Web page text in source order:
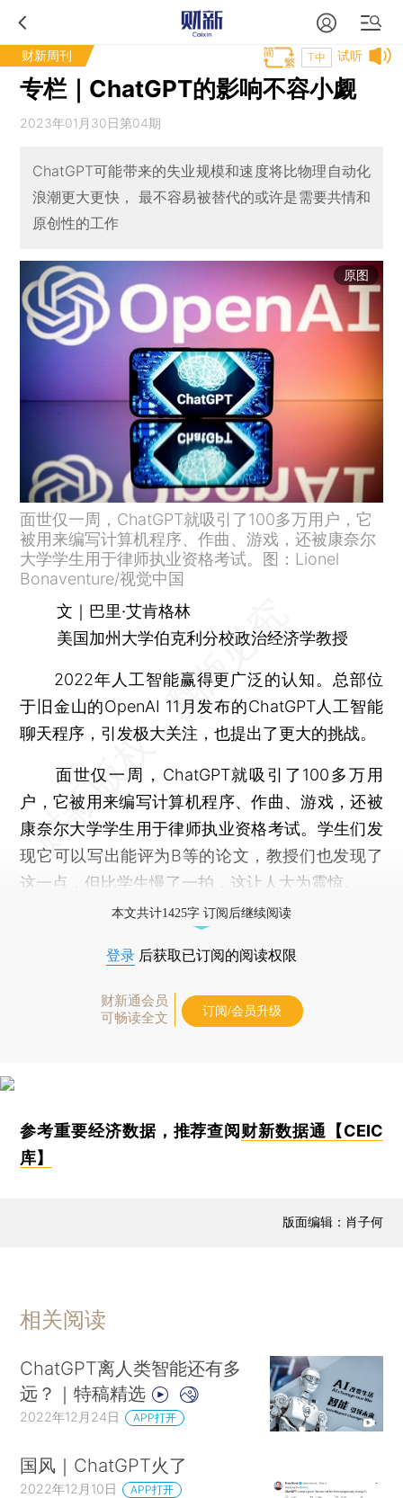
财新周刊 试听
T中
专栏｜ChatGPT的影响不容小觑
2023年01月30日第04期
ChatGPT可能带来的失业规模和速度将比物理自动化
浪潮更大更快， 最不容易被替代的或许是需要共情和
原创性的工作
原图
面世仅一周，ChatGPT就吸引了100多万用户，它
被用来编写计算机程序、作曲、游戏，还被康奈尔
大学学生用于律师执业资格考试。图：Lionel
Bonaventure/视觉中国
文｜巴里·艾肯格林
美国加州大学伯克利分校政治经济学教授
2022年人工智能赢得更广泛的认知。总部位
于旧金山的OpenAI 11月发布的ChatGPT人工智能
聊天程序，引发极大关注，也提出了更大的挑战。
面世仅一周，ChatGPT就吸引了100多万用
户，它被用来编写计算机程序、作曲、游戏，还被
康奈尔大学学生用于律师执业资格考试。学生们发
现它可以写出能评为B等的论文，教授们也发现了
这一点，但比学生慢了一拍，这让人大为震惊。
本文共计1425字 订阅后继续阅读
登录 后获取已订阅的阅读权限
财新通会员
可畅读全文
订阅/会员升级
参考重要经济数据，推荐查阅财新数据通【CEIC
库】
版面编辑：肖子何
相关阅读
ChatGPT离人类智能还有多
远？｜特稿精选
2022年12月24日 APP打开
国风｜ChatGPT火了
2022年12月10日 APP打开